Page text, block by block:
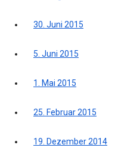
30. Juni 2015
5. Juni 2015
1. Mai 2015
25. Februar 2015
19. Dezember 2014